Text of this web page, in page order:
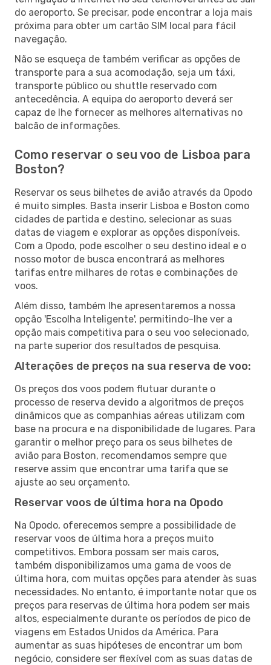
do aeroporto. Se precisar, pode encontrar a loja mais
próxima para obter um cartão SIM local para fácil
navegação.
Não se esqueça de também verificar as opções de
transporte para a sua acomodação, seja um táxi,
transporte público ou shuttle reservado com
antecedência. A equipa do aeroporto deverá ser
capaz de lhe fornecer as melhores alternativas no
balcão de informações.
Como reservar o seu voo de Lisboa para
Boston?
Reservar os seus bilhetes de avião através da Opodo
é muito simples. Basta inserir Lisboa e Boston como
cidades de partida e destino, selecionar as suas
datas de viagem e explorar as opções disponíveis.
Com a Opodo, pode escolher o seu destino ideal e o
nosso motor de busca encontrará as melhores
tarifas entre milhares de rotas e combinações de
voos.
Além disso, também lhe apresentaremos a nossa
opção 'Escolha Inteligente', permitindo-lhe ver a
opção mais competitiva para o seu voo selecionado,
na parte superior dos resultados de pesquisa.
Alterações de preços na sua reserva de voo:
Os preços dos voos podem flutuar durante o
processo de reserva devido a algoritmos de preços
dinâmicos que as companhias aéreas utilizam com
base na procura e na disponibilidade de lugares. Para
garantir o melhor preço para os seus bilhetes de
avião para Boston, recomendamos sempre que
reserve assim que encontrar uma tarifa que se
ajuste ao seu orçamento.
Reservar voos de última hora na Opodo
Na Opodo, oferecemos sempre a possibilidade de
reservar voos de última hora a preços muito
competitivos. Embora possam ser mais caros,
também disponibilizamos uma gama de voos de
última hora, com muitas opções para atender às suas
necessidades. No entanto, é importante notar que os
preços para reservas de última hora podem ser mais
altos, especialmente durante os períodos de pico de
viagens em Estados Unidos da América. Para
aumentar as suas hipóteses de encontrar um bom
negócio, considere ser flexível com as suas datas de